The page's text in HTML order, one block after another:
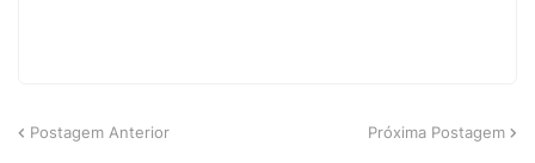
Postagem Anterior Próxima Postagem